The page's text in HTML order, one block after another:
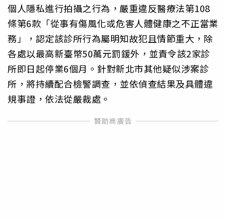
個人隱私進行拍攝之行為，嚴重違反醫療法第108
條第6款「從事有傷風化或危害人體健康之不正當業
務」，認定該診所行為屬明知故犯且情節重大，除
各處以最高新臺幣50萬元罰鍰外，並責令該2家診
所即日起停業6個月。針對新北市其他疑似涉案診
所，將持續配合檢警調查，並依偵查結果及具體違
規事證，依法從嚴裁處。